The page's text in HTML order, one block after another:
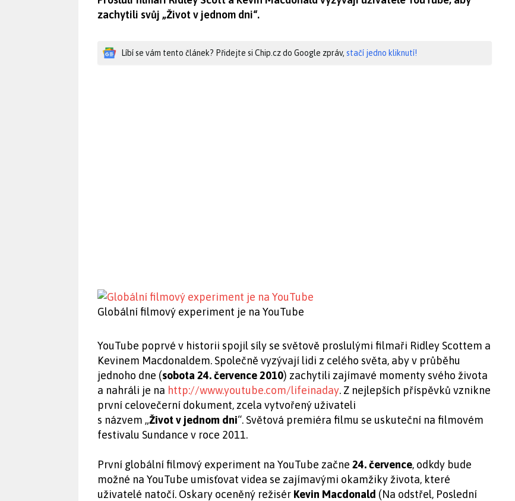
zachytili svůj „Život v jednom dni“.
Líbí se vám tento článek? Přidejte si Chip.cz do Google zpráv, stačí jedno kliknutí!
Globální filmový experiment je na YouTube
YouTube poprvé v historii spojil síly se světově proslulými filmaři Ridley Scottem a
Kevinem Macdonaldem. Společně vyzývají lidi z celého světa, aby v průběhu
jednoho dne (sobota 24. července 2010) zachytili zajímavé momenty svého života
a nahráli je na http://www.youtube.com/lifeinaday. Z nejlepších příspěvků vznikne
první celovečerní dokument, zcela vytvořený uživateli
s názvem „Život v jednom dni“. Světová premiéra filmu se uskuteční na filmovém
festivalu Sundance v roce 2011.
První globální filmový experiment na YouTube začne 24. července, odkdy bude
možné na YouTube umisťovat videa se zajímavými okamžiky života, které
uživatelé natočí. Oskary oceněný režisér Kevin Macdonald (Na odstřel, Poslední